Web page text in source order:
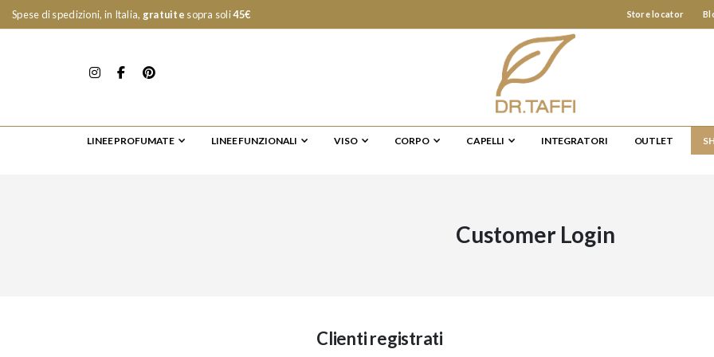
Spese di spedizioni, in Italia, gratuite sopra soli45€ Store locator
LINEE PROFUMATE LINEE FUNZIONALI VISO CORPO CAPELLI INTEGRATORI OUTLET
Customer Login
Clienti registrati